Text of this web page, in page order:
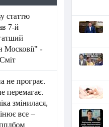
статтю
7-й
Московії" -
не програє.
перемагає.
змінилася,
все –